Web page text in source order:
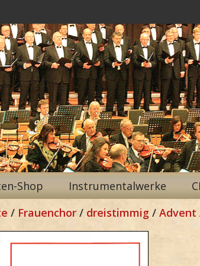
Shop Instrumentalwerke
/ Frauenchor / dreistimmig / Advent